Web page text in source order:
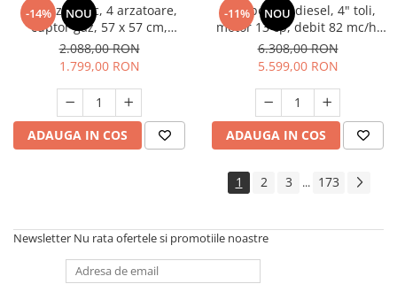
-14% NOU
Aragaz rustic, 4 arzatoare,
cuptor gaz, 57 x 57 cm,
rotisor, grill, ventilatie,
aprindere electrica, gratare
fonta, negru + plita inox,
Studio Casa Marco
2.088,00 RON
1.799,00 RON
ADAUGA IN COS
-11% NOU
Motopompa diesel, 4" toli,
motor 13 cp, debit 82 mc/h,
pornire electrica, refulare
60m, aspiratie 8m, Visoli
6.308,00 RON
5.599,00 RON
ADAUGA IN COS
1 2 3 ... 173
Newsletter Nu rata ofertele si promotiile noastre